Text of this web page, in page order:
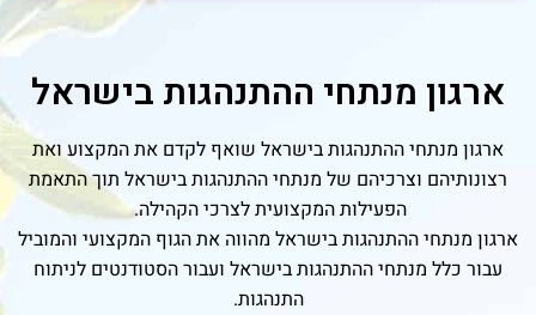
ארגון מנתחי ההתנהגות בישראל
ארגון מנתחי ההתנהגות בישראל שואף לקדם את המקצוע ואת
רצונותיהם וצרכיהם של מנתחי ההתנהגות בישראל תוך התאמת
הפעילות המקצועית לצרכי הקהילה.
ארגון מנתחי ההתנהגות בישראל מהווה את הגוף המקצועי והמוביל
עבור כלל מנתחי ההתנהגות בישראל ועבור הסטודנטים לניתוח
התנהגות.